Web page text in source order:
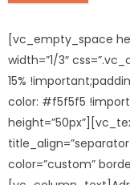
[vc_empty_space
width=”1/3″
15%
color: #f5f5f5
color=”custom”